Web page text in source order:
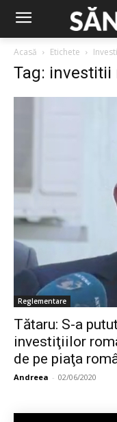
Acasă Etichete
Tag: investitii
Reglementare
Tătaru: S-a
investiţiilor
de pe piaţa
Andreea - 02/06/2020